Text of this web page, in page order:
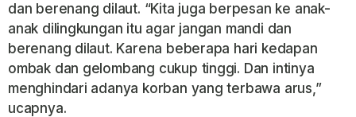
dan berenang dilaut. “Kita juga berpesan ke anak-
anak dilingkungan itu agar jangan mandi dan
berenang dilaut. Karena beberapa hari kedapan
ombak dan gelombang cukup tinggi. Dan intinya
menghindari adanya korban yang terbawa arus,”
ucapnya.